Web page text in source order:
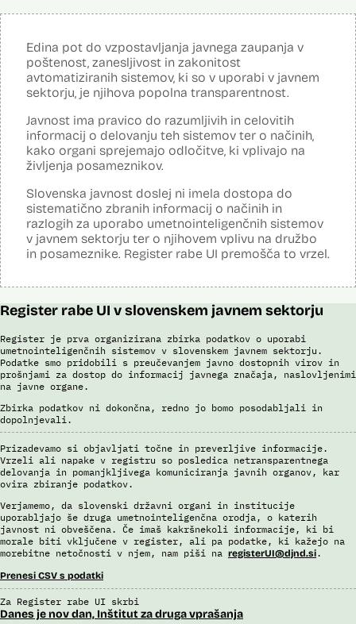
Edina pot do vzpostavljanja javnega zaupanja v
poštenost, zanesljivost in zakonitost
avtomatiziranih sistemov, ki so v uporabi v javnem
sektorju, je njihova popolna transparentnost.
Javnost ima pravico do razumljivih in celovitih
informacij o delovanju teh sistemov ter o načinih,
kako organi sprejemajo odločitve, ki vplivajo na
življenja posameznikov.
Slovenska javnost doslej ni imela dostopa do
sistematično zbranih informacij o načinih in
razlogih za uporabo umetnointeligenčnih sistemov
v javnem sektorju ter o njihovem vplivu na družbo
in posameznike. Register rabe UI premošča to vrzel.
Register rabe UI v slovenskem javnem sektorju
Register je prva organizirana zbirka podatkov o uporabi
umetnointeligenčnih sistemov v slovenskem javnem sektorju.
Podatke smo pridobili s preučevanjem javno dostopnih virov in
prošnjami za dostop do informacij javnega značaja, naslovljenimi
na javne organe.
Zbirka podatkov ni dokončna, redno jo bomo posodabljali in
dopolnjevali.
Prizadevamo si objavljati točne in preverljive informacije.
Vrzeli ali napake v registru so posledica netransparentnega
delovanja in pomanjkljivega komuniciranja javnih organov, kar
ovira zbiranje podatkov.
Verjamemo, da slovenski državni organi in institucije
uporabljajo še druga umetnointeligenčna orodja, o katerih
javnost ni obveščena. Če imaš kakršnekoli informacije, ki bi
morale biti vključene v register, ali pa podatke, ki kažejo na
morebitne netočnosti v njem, nam piši na registerUI@djnd.si.
Prenesi CSV s podatki
Za Register rabe UI skrbi
Danes je nov dan, Inštitut za druga vprašanja